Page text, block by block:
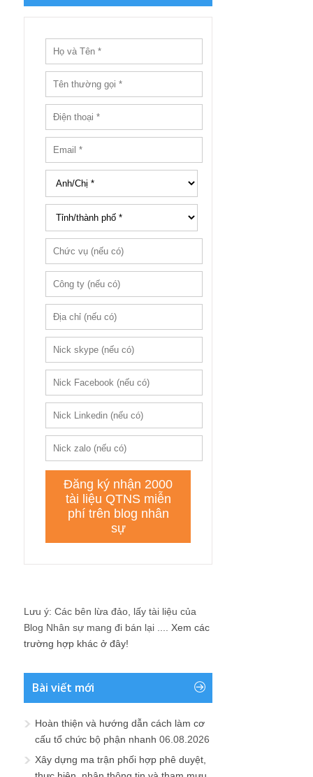
Lưu ý: Các bên lừa đảo, lấy tài liệu của
Blog Nhân sự mang đi bán lại .... Xem các
trường hợp khác ở đây!
Bài viết mới
Hoàn thiện và hướng dẫn cách làm cơ
cấu tổ chức bộ phận nhanh 06.08.2026
Xây dựng ma trận phối hợp phê duyệt,